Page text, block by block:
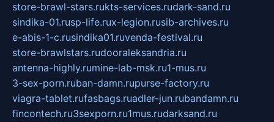
store-brawl-stars.rukts-services.rudark-sand.ru
sindika-01.rusp-life.rux-legion.rusib-archives.ru
e-abis-1-c.rusindika01.ruvenda-festival.ru
store-brawlstars.rudooraleksandria.ru
antenna-highly.rumine-lab-msk.ru1-mus.ru
3-sex-porn.ruban-damn.rupurse-factory.ru
viagra-tablet.rufasbags.ruadler-jun.rubandamn.ru
fincontech.ru3sexporn.ru1mus.rudarksand.ru